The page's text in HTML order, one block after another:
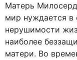
Матерь
мир нуждается в
нерушимости
наиболее
матери. Во